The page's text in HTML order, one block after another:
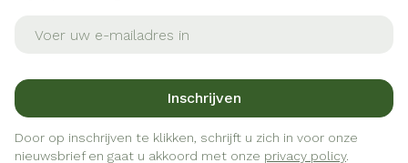
Inschrijven
Door op inschrijven te klikken, schrijft u zich in voor onze
nieuwsbrief en gaat u akkoord met onze privacy policy.